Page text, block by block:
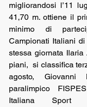
migliorandosi l’11
41,70 m. ottiene il
minimo di
Campionati Italiani
stessa giornata
piani,  si classifica
agosto, Giovanni
paralimpico
Italiana Sport